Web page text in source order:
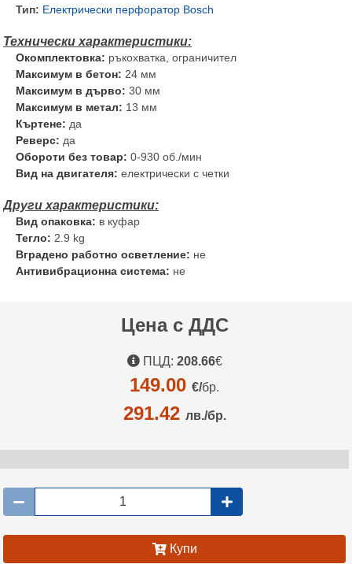
Тип: Електрически перфоратор Bosch
Окомплектовка: ръкохватка, ограничител
Максимум в бетон: 24 мм
Максимум в дърво: 30 мм
Максимум в метал: 13 мм
Къртене: да
Реверс: да
Обороти без товар: 0-930 об./мин
Вид на двигателя: електрически с четки
Вид опаковка: в куфар
Тегло: 2.9 kg
Вградено работно осветление: не
Антивибрационна система: не
Цена с ДДС
ПЦД: 208.66€
149.00 €/бр.
291.42 лв./бр.
Купи